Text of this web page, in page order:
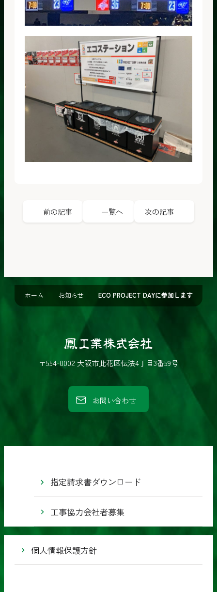
前の記事 一覧へ 次の記事
ホーム お知らせ ECO PROJECT DAYに参加します
鳳
工
株
〒554-0002 大阪市此花区伝法4丁目3番59号
お問い合わせ
指定請求書ダウンロード
工事協力会社者募集
個人情報保護方針